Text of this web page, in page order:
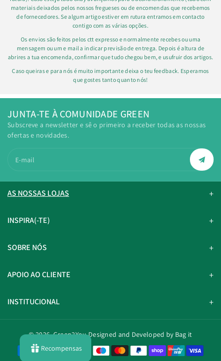
materiais deixados pelos nossos fregueses ou de encomendas que recebemos
de fornecedores. Se algum artigo estiver em rutura entramos em contacto
contigo com as várias opções.
Os envios são feitos pelos ctt expresso e normalmente recebes ou uma
mensagem ou um e mail a indicar previsão de entrega. Depois é altura de
abrires a tua encomenda, confirmar que tudo chegou bem, e usufruir dos artigos.
Caso queiras e para nós é muito importante deixa o teu feedback. Esperamos
que gostes tanto quanto nós!
JUNTA-TE À COMUNIDADE GREEN
Subscreve a newsletter e sê o primeiro a receber todas as nossas
ofertas e novidades.
E-mail
AS NOSSAS LOJAS
INSPIRA(-TE)
SOBRE NÓS
APOIO AO CLIENTE
INSTITUCIONAL
© 2026,Green2YouDesigned and Developed by Bag it
M
Recompensas